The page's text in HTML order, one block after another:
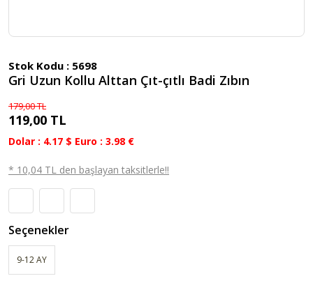
Stok Kodu : 5698
Gri Uzun Kollu Alttan Çıt-çıtlı Badi Zıbın
179,00 TL
119,00 TL
Dolar : 4.17 $ Euro : 3.98 €
* 10,04 TL den başlayan taksitlerle!!
Seçenekler
9-12 AY